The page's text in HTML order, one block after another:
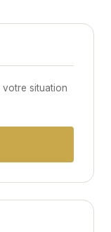
votre situation